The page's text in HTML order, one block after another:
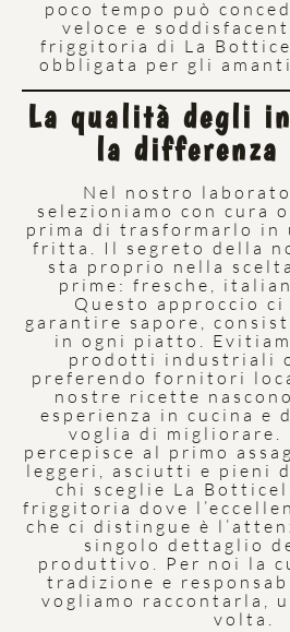
poco tempo può
veloce e
friggitoria di La
obbligata per gli
La qualità degli
la differenza
Nel nostro
selezioniamo con cura
prima di trasformarlo in
fritta. Il segreto della
sta proprio nella
prime: fresche,
Questo approccio
garantire sapore,
in ogni piatto.
prodotti industriali
preferendo fornitori
nostre ricette
esperienza in cucina e
voglia di migliorare.
percepisce al primo
leggeri, asciutti e pieni
chi sceglie La
friggitoria dove
che ci distingue è
singolo dettaglio
produttivo. Per noi la
tradizione e
vogliamo raccontarla,
volta.